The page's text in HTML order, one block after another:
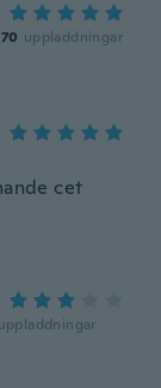
70 uppladdningar
cet
uppladdningar